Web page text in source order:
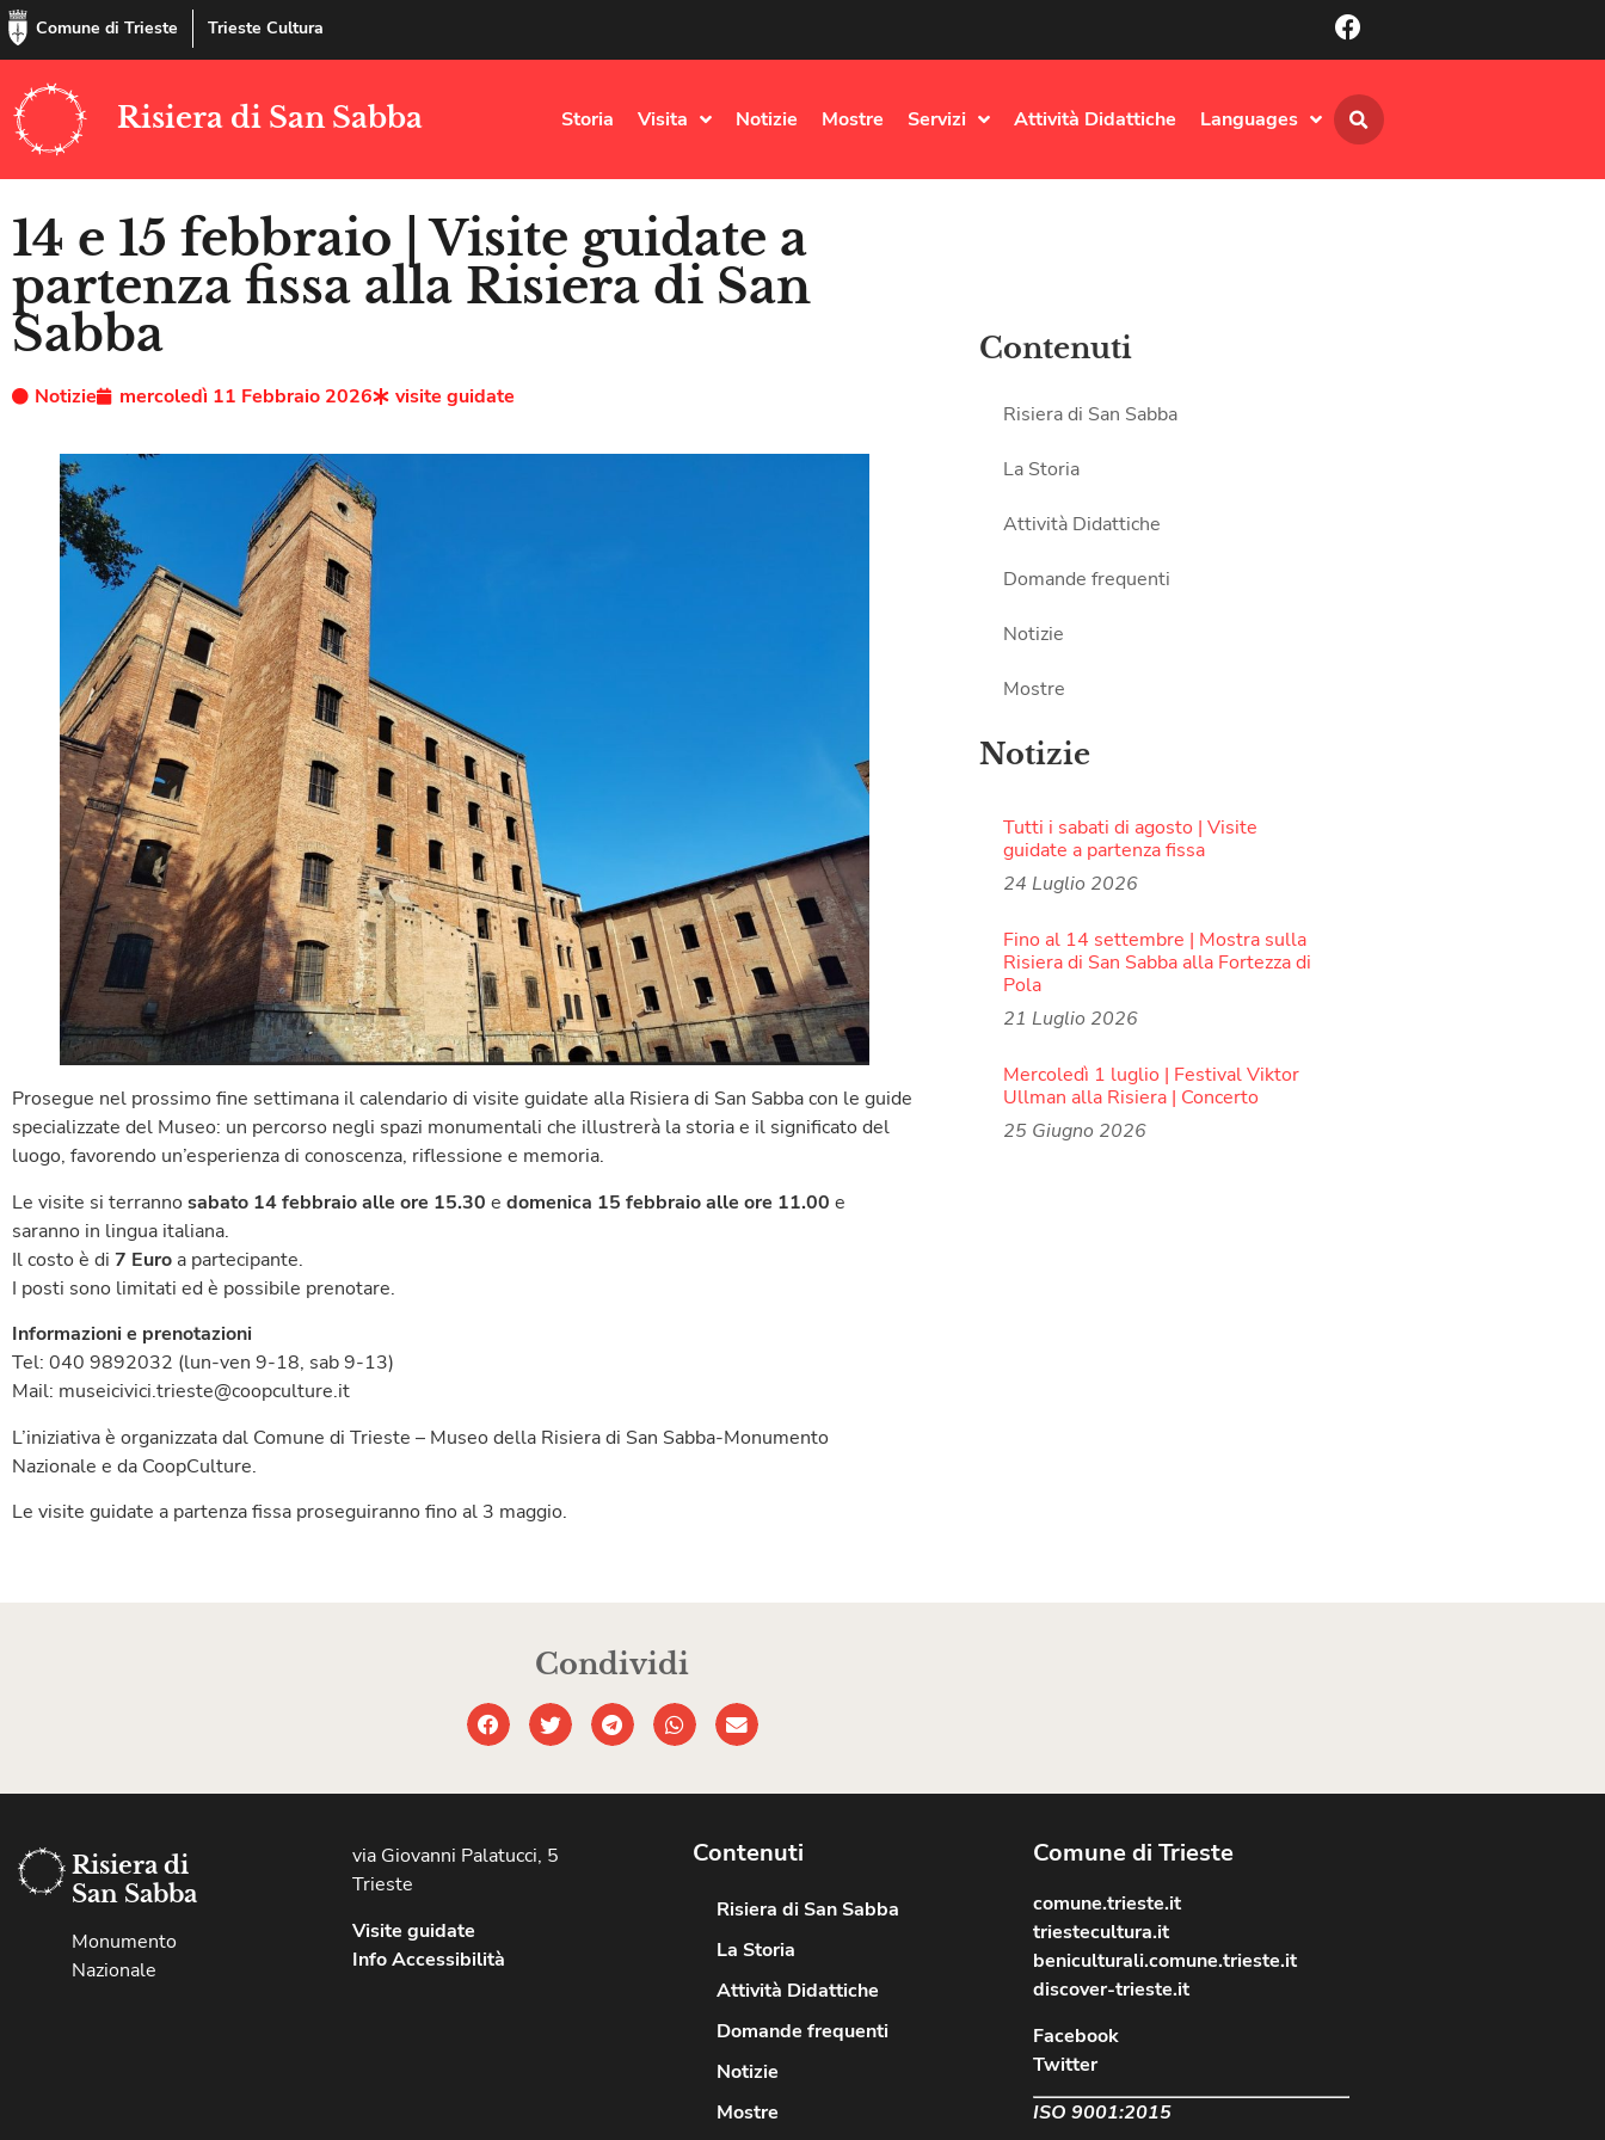
Comune di Trieste Trieste Cultura
Risiera di San Sabba Storia Visita Notizie Mostre Servizi Attività Didattiche Languages
14 e 15 febbraio | Visite guidate a
partenza fissa alla Risiera di San
Sabba
Notizie mercoledì 11 Febbraio 2026 visite guidate
Prosegue nel prossimo fine settimana il calendario di visite guidate alla Risiera di San Sabba con le guide
specializzate del Museo: un percorso negli spazi monumentali che illustrerà la storia e il significato del
luogo, favorendo un’esperienza di conoscenza, riflessione e memoria.
Le visite si terranno sabato 14 febbraio alle ore 15.30 e domenica 15 febbraio alle ore 11.00 e
saranno in lingua italiana.
Il costo è di 7 Euro a partecipante.
I posti sono limitati ed è possibile prenotare.
Informazioni e prenotazioni
Tel: 040 9892032 (lun-ven 9-18, sab 9-13)
Mail: museicivici.trieste@coopculture.it
L’iniziativa è organizzata dal Comune di Trieste – Museo della Risiera di San Sabba-Monumento
Nazionale e da CoopCulture.
Le visite guidate a partenza fissa proseguiranno fino al 3 maggio.
Contenuti
Risiera di San Sabba
La Storia
Attività Didattiche
Domande frequenti
Notizie
Mostre
Notizie
Tutti i sabati di agosto | Visite
guidate a partenza fissa
24 Luglio 2026
Fino al 14 settembre | Mostra sulla
Risiera di San Sabba alla Fortezza di
Pola
21 Luglio 2026
Mercoledì 1 luglio | Festival Viktor
Ullman alla Risiera | Concerto
25 Giugno 2026
Condividi
Risiera di
San Sabba
Monumento
Nazionale
via Giovanni Palatucci, 5
Trieste
Visite guidate
Info Accessibilità
Contenuti
Risiera di San Sabba
La Storia
Attività Didattiche
Domande frequenti
Notizie
Mostre
Comune di Trieste
comune.trieste.it
triestecultura.it
beniculturali.comune.trieste.it
discover-trieste.it
Facebook
Twitter
ISO 9001:2015